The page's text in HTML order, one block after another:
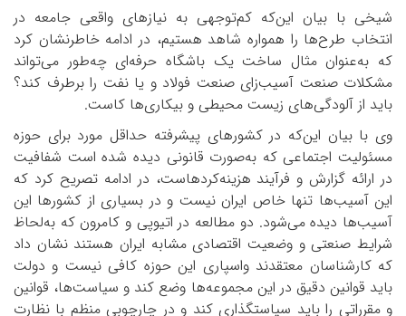
شیخی با بیان این‌که کم‌توجهی به نیازهای واقعی جامعه در
انتخاب طرح‌ها را همواره شاهد هستیم، در ادامه خاطرنشان کرد
که به‌عنوان مثال ساخت یک باشگاه حرفه‌ای چه‌طور می‌تواند
مشکلات صنعت آسیب‌زای صنعت فولاد و یا نفت را برطرف کند؟
باید از آلودگی‌های زیست محیطی و بیکاری‌ها کاست.
وی با بیان این‌که در کشورهای پیشرفته حداقل مورد برای حوزه
مسئولیت اجتماعی که به‌صورت قانونی دیده شده است شفافیت
در ارائه گزارش و فرآیند هزینه‌کردهاست، در ادامه تصریح کرد که
این آسیب‌ها تنها خاص ایران نیست و در بسیاری از کشورها این
آسیب‌ها دیده می‌شود. دو مطالعه در اتیوپی و کامرون که به‌لحاظ
شرایط صنعتی و وضعیت اقتصادی مشابه ایران هستند نشان داد
که کارشناسان معتقدند واسپاری این حوزه کافی نیست و دولت
باید قوانین دقیق در این مجموعه‌ها وضع کند و سیاست‌ها، قوانین
و مقرراتی را باید سیاستگذاری کند و در چارچوبی منظم با نظارت